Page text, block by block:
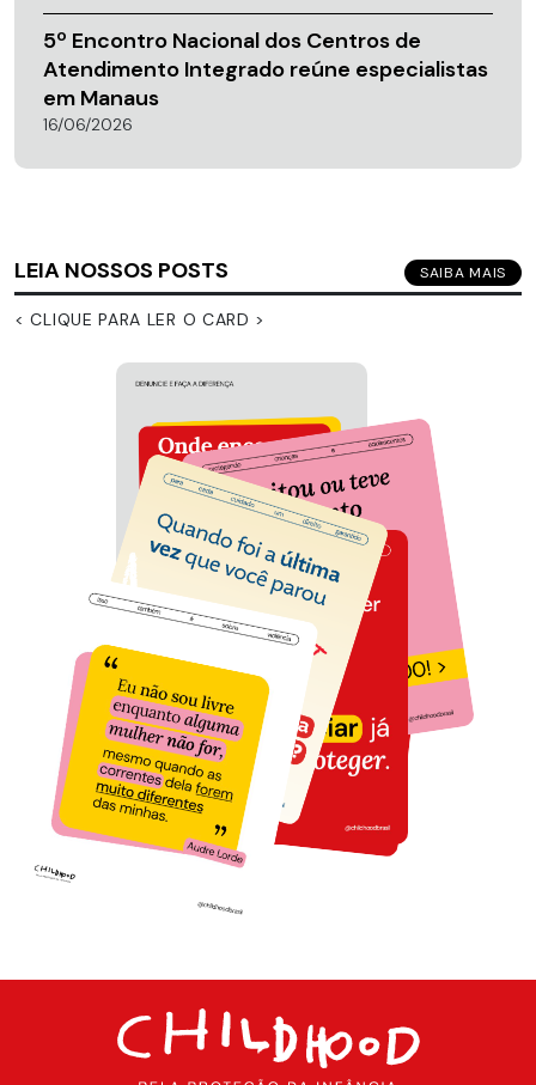
5º Encontro Nacional dos Centros de
Atendimento Integrado reúne especialistas
em Manaus
16/06/2026
LEIA NOSSOS POSTS SAIBA MAIS
< CLIQUE PARA LER O CARD >